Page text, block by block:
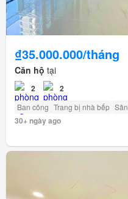
₫35.000.000/tháng
Căn hộ tại
2 2
Ban công Trang bị nhà bếp Sân
30+ ngày ago